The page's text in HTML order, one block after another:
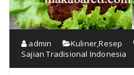
admin Kuliner,Resep
Sajian Tradisional Indonesia